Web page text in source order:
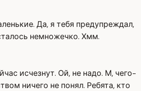
Да, я тебя предупреждал,
немножечко. Хмм.
исчезнут. Ой, не надо. М, чего-
ничего не понял. Ребята, кто